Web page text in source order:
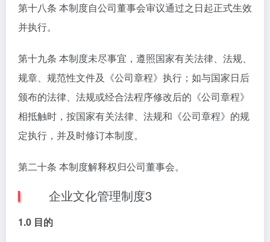
第十八条 本制度自公司董事会审议通过之日起正式生效
并执行。
第十九条 本制度未尽事宜，遵照国家有关法律、法规、
规章、规范性文件及《公司章程》执行；如与国家日后
颁布的法律、法规或经合法程序修改后的《公司章程》
相抵触时，按国家有关法律、法规和《公司章程》的规
定执行，并及时修订本制度。
第二十条 本制度解释权归公司董事会。
企业文化管理制度3
1.0 目的